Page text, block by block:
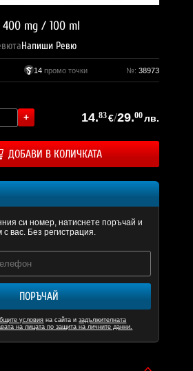
400 mg / 100 ml
Напиши Ревю
14промо точки №: 38973
14.83€/29.00лв.
ДОБАВИ В КОЛИЧКАТА
си номер, натиснете поръчай и
вас. Без регистрация.
ПОРЪЧАЙ
условия на сайта изадължителната
на лицата по защита на личните данни.